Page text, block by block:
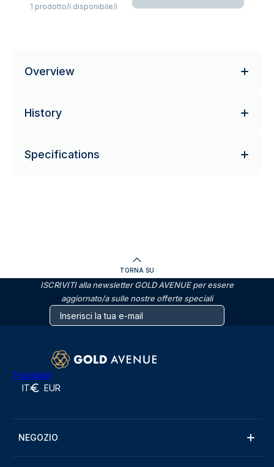
1 prodotto/i disponibile/i
Overview
History
Specifications
TORNA SU
ISCRIVITI alla newsletter GOLD AVENUE per essere
aggiornato/a sulle nostre offerte speciali
Trustpilot
IT EUR
NEGOZIO